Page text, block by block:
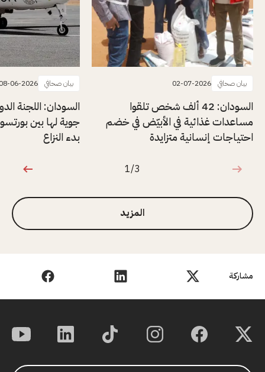
مشاركة
بيان صحافي 02-07-2026
السودان: 42 ألف شخص تلقوا
مساعدات غذائية في الأبيّض في خضم
احتياجات إنسانية متزايدة
بيان صحافي 06-2026
السودان: اللجنة
جوية لها بين
بدء النزاع
1 من 3
1/3
المزيد